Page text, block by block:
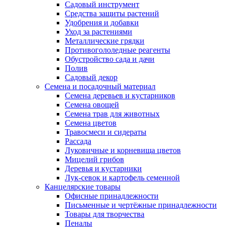
Садовый инструмент
Средства защиты растений
Удобрения и добавки
Уход за растениями
Металлические грядки
Противогололедные реагенты
Обустройство сада и дачи
Полив
Садовый декор
Семена и посадочный материал
Семена деревьев и кустарников
Семена овощей
Семена трав для животных
Семена цветов
Травосмеси и сидераты
Рассада
Луковичные и корневища цветов
Мицелий грибов
Деревья и кустарники
Лук-севок и картофель семенной
Канцелярские товары
Офисные принадлежности
Письменные и чертёжные принадлежности
Товары для творчества
Пеналы